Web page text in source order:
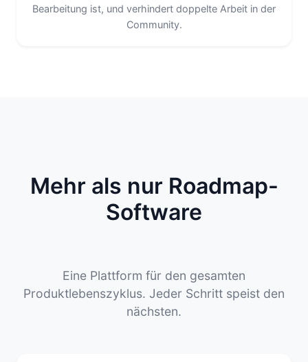
Bearbeitung ist, und verhindert doppelte Arbeit in der
Community.
Mehr als nur Roadmap-
Software
Eine Plattform für den gesamten
Produktlebenszyklus. Jeder Schritt speist den
nächsten.